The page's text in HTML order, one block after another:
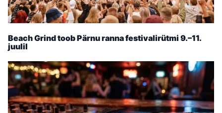
Beach Grind toob Pärnu ranna festivalirütmi 9.–11.
juulil